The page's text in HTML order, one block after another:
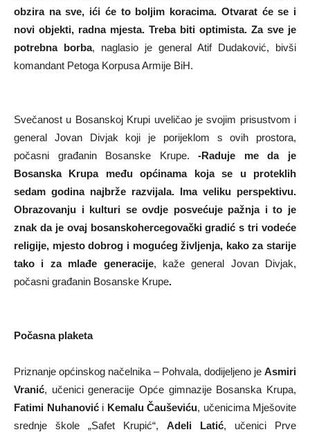
obzira na sve, ići će to boljim koracima. Otvarat će se i
novi objekti, radna mjesta. Treba biti optimista. Za sve je
potrebna borba, naglasio je general Atif Dudaković, bivši
komandant Petoga Korpusa Armije BiH.
Svečanost u Bosanskoj Krupi uveličao je svojim prisustvom i
general Jovan Divjak koji je porijeklom s ovih prostora,
počasni građanin Bosanske Krupe.-Raduje me da je
Bosanska Krupa među općinama koja se u proteklih
sedam godina najbrže razvijala. Ima veliku perspektivu.
Obrazovanju i kulturi se ovdje posvećuje pažnja i to je
znak da je ovaj bosanskohercegovački gradić s tri vodeće
religije, mjesto dobrog i mogućeg življenja, kako za starije
tako i za mlađe generacije, kaže general Jovan Divjak,
počasni građanin Bosanske Krupe.
Počasna plaketa
Priznanje općinskog načelnika – Pohvala, dodijeljeno je Asmiri
Vranić, učenici generacije Opće gimnazije Bosanska Krupa,
Fatimi Nuhanovići Kemalu Čauševiću, učenicima Mješovite
srednje škole „Safet Krupić“, Adeli Latić, učenici Prve